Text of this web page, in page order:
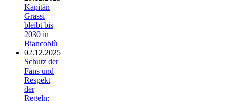
Kapitän
Grassi
bleibt bis
2030 in
Biancoblù
02.12.2025
Schutz der
Fans und
Respekt
der
Regeln: